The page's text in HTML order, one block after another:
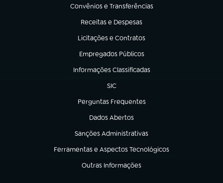
Convênios e Transferências
(abre em nova aba)
Receitas e Despesas
(abre em nova aba)
Licitações e Contratos
(abre em nova aba)
Empregados Públicos
(abre em nova aba)
Informações Classificadas
(abre em nova aba)
SIC
(abre em nova aba)
Perguntas Frequentes
(abre em nova aba)
Dados Abertos
(abre em nova aba)
Sanções Administrativas
(abre em nova aba)
Ferramentas e Aspectos Tecnológicos
(abre em nova aba)
Outras Informações
(abre em nova aba)